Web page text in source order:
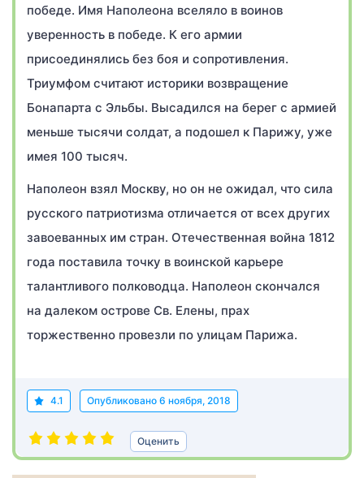
победе. Имя Наполеона вселяло в воинов
уверенность в победе. К его армии
присоединялись без боя и сопротивления.
Триумфом считают историки возвращение
Бонапарта с Эльбы. Высадился на берег с армией
меньше тысячи солдат, а подошел к Парижу, уже
имея 100 тысяч.
Наполеон взял Москву, но он не ожидал, что сила
русского патриотизма отличается от всех других
завоеванных им стран. Отечественная война 1812
года поставила точку в воинской карьере
талантливого полководца. Наполеон скончался
на далеком острове Св. Елены, прах
торжественно провезли по улицам Парижа.
4.1 Опубликовано 6 ноября, 2018
Оценить